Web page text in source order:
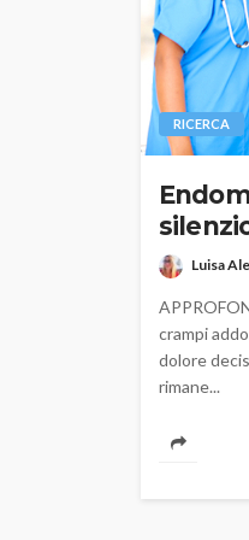
RICERCA
Luisa
crampi
dolore
rimane...